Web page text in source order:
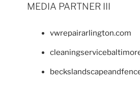
MEDIA PARTNER III
vwrepairarlington.com